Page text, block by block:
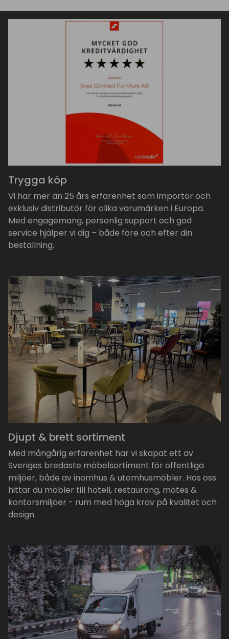
Trygga köp
Vi har mer än 25 års erfarenhet som importör och
exklusiv distributör för olika varumärken i Europa.
Med engagemang, personlig support och god
service hjälper vi dig – både före och efter din
beställning.
Djupt & brett sortiment
Med mångårig erfarenhet har vi skapat ett av
Sveriges bredaste möbelsortiment för offentliga
miljöer, både av inomhus & utomhusmöbler. Hos oss
hittar du möbler till hotell, restaurang, mötes &
kontorsmiljöer - rum med höga krav på kvalitet och
design.